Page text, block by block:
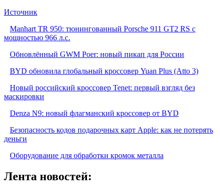
Источник
Manhart TR 950: тюнингованный Porsche 911 GT2 RS с
мощностью 966 л.с.
Обновлённый GWM Poer: новый пикап для России
BYD обновила глобальный кроссовер Yuan Plus (Atto 3)
Новый российский кроссовер Tenet: первый взгляд без
маскировки
Denza N9: новый флагманский кроссовер от BYD
Безопасность кодов подарочных карт Apple: как не потерять
деньги
Оборудование для обработки кромок металла
Лента новостей: